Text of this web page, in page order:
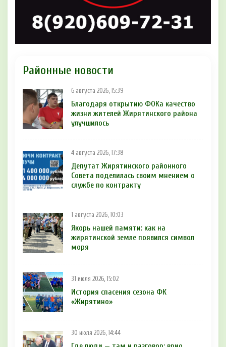
Районные новости
6 августа 2026, 15:39
Благодаря открытию ФОКа качество
жизни жителей Жирятинского района
улучшилось
4 августа 2026, 17:38
Депутат Жирятинского районного
Совета поделилась своим мнением о
службе по контракту
1 августа 2026, 10:03
Якорь нашей памяти: как на
жирятинской земле появился символ
моря
31 июля 2026, 15:02
История спасения сезона ФК
«Жирятино»
30 июля 2026, 14:44